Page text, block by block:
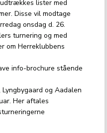
lister med
Disse vil modtage
onsdag d. 26.
turnering og med
om Herreklubbens
info-brochure stående
og Aadalen
Her aftales